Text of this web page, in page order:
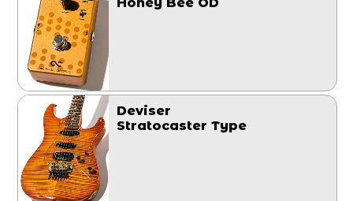
Deviser
Stratocaster Type